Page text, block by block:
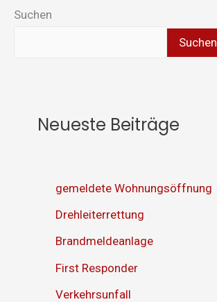
Suchen
Suchen
Neueste Beiträge
gemeldete Wohnungsöffnung
Drehleiterrettung
Brandmeldeanlage
First Responder
Verkehrsunfall